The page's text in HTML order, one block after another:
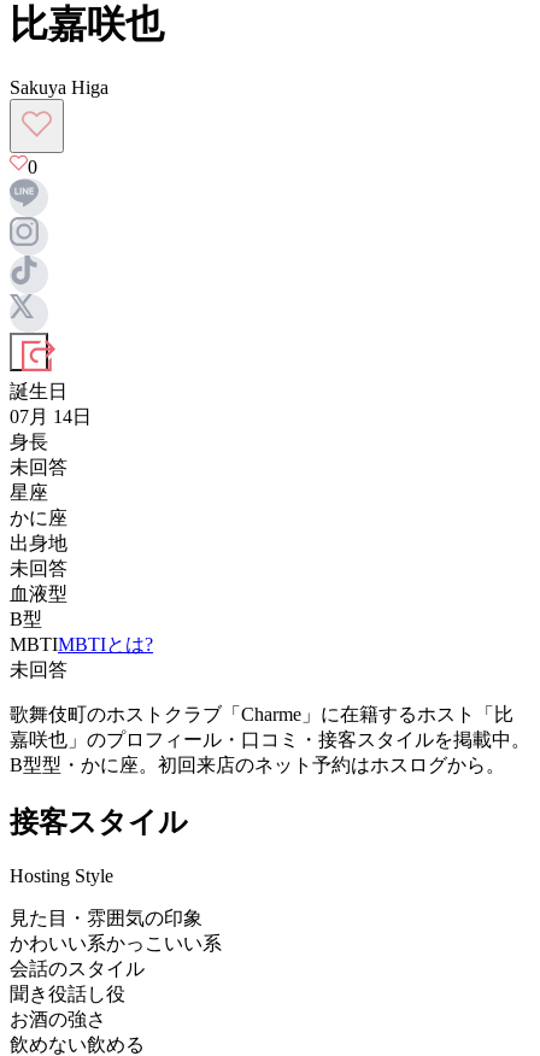
比嘉咲也
Sakuya Higa
0
誕生日
07月 14日
身長
未回答
星座
かに座
出身地
未回答
血液型
B型
MBTIMBTIとは?
未回答
歌舞伎町のホストクラブ「Charme」に在籍するホスト「比
嘉咲也」のプロフィール・口コミ・接客スタイルを掲載中。
B型型・かに座。初回来店のネット予約はホスログから。
接客スタイル
Hosting Style
見た目・雰囲気の印象
かわいい系かっこいい系
会話のスタイル
聞き役話し役
お酒の強さ
飲めない飲める